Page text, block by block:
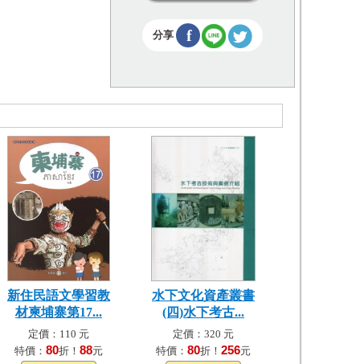
分享 f
新住民語文學習教
材柬埔寨第17...
定價：110 元
特價： 80折！ 88元
水下文化資產叢書
(四)水下考古...
定價：320 元
特價： 80折！ 256元